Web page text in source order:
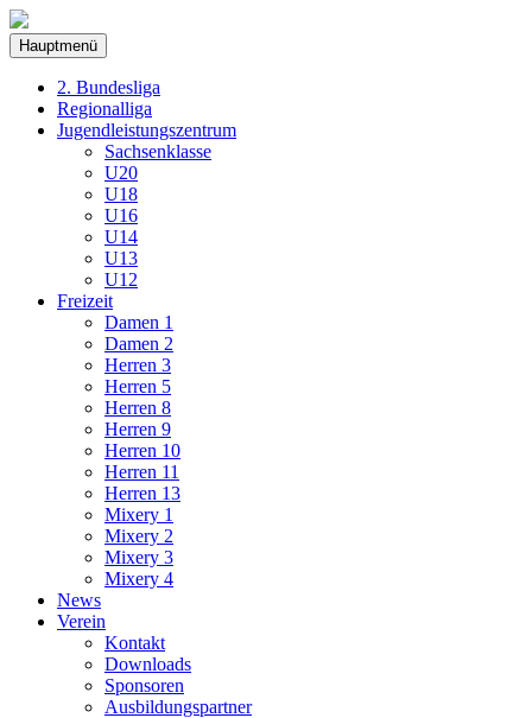
Hauptmenü
2. Bundesliga
Regionalliga
Jugendleistungszentrum
Sachsenklasse
U20
U18
U16
U14
U13
U12
Freizeit
Damen 1
Damen 2
Herren 3
Herren 5
Herren 8
Herren 9
Herren 10
Herren 11
Herren 13
Mixery 1
Mixery 2
Mixery 3
Mixery 4
News
Verein
Kontakt
Downloads
Sponsoren
Ausbildungspartner